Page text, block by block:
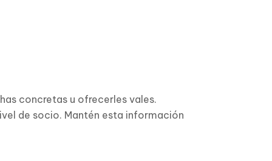
concretas u ofrecerles vales.
de socio. Mantén esta información